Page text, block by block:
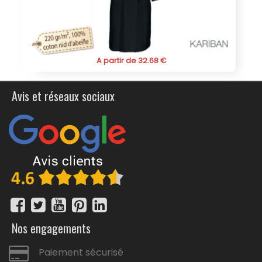
Avis et réseaux sociaux
Nos engagements
Paiement sécurisé